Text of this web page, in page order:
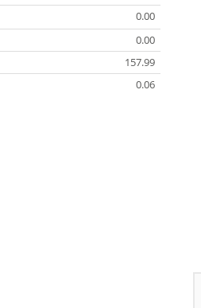
0.00
0.00
157.99
0.06